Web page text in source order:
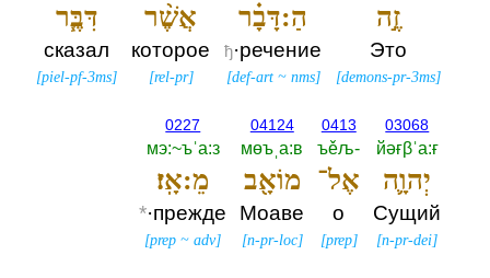
זֶ֣ה
Это
[demons-pr-3ms]
הַ:דָּבָ֗ר
ђ·речение
[def-art~ nms]
אֲשֶׁ֨ר
которое
[rel-pr]
דִּבֶּ֧ר
сказал
[piel-pf-3ms]
03068
йәғβˈа:ғ
יְהוָ֛ה
Сущий
[n-pr-dei]
0413
ъěљ-‎
אֶל־
о
[prep]
04124
мөъˌа:в
מוֹאָ֖ב
Моаве
[n-pr-loc]
0227
мэ:~ъˈа:з
מֵ:אָֽז׃
*·прежде
[prep ~adv]